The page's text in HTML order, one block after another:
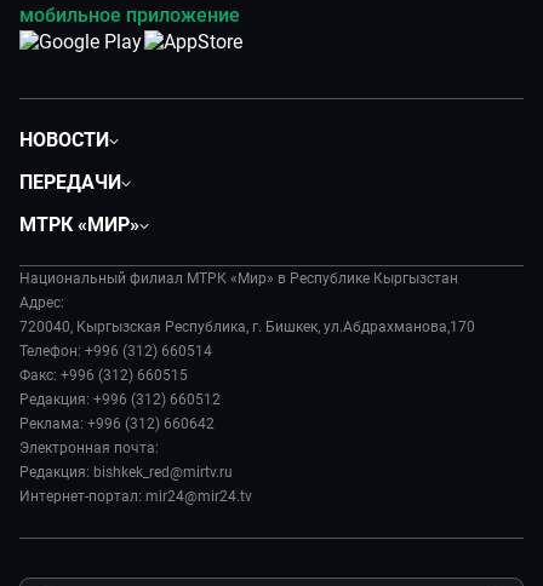
мобильное приложение
НОВОСТИ
Экономика
Происшествия
Наука и технологии
Спорт
Культура
ПЕРЕДАЧИ
Вместе выгодно
Евразия. Культурно
Евразия. Регионы
Наши иностранцы
Пять причин поехать в...
Сделано в Содружестве
МТРК «МИР»
История
Руководство
Лица мира
Новости
Пресса о нас
Карьера
Реклама
Национальный филиал МТРК «Мир» в Республике Кыргызстан
Адрес:
720040, Кыргызская Республика, г. Бишкек, ул.Абдрахманова,170
Телефон: +996 (312) 660514
Факс: +996 (312) 660515
Редакция: +996 (312) 660512
Реклама: +996 (312) 660642
Электронная почта:
Редакция: bishkek_red@mirtv.ru
Интернет-портал: mir24@mir24.tv